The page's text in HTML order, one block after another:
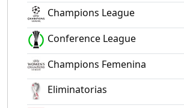
Champions League
Conference League
Champions Femenina
Eliminatorias